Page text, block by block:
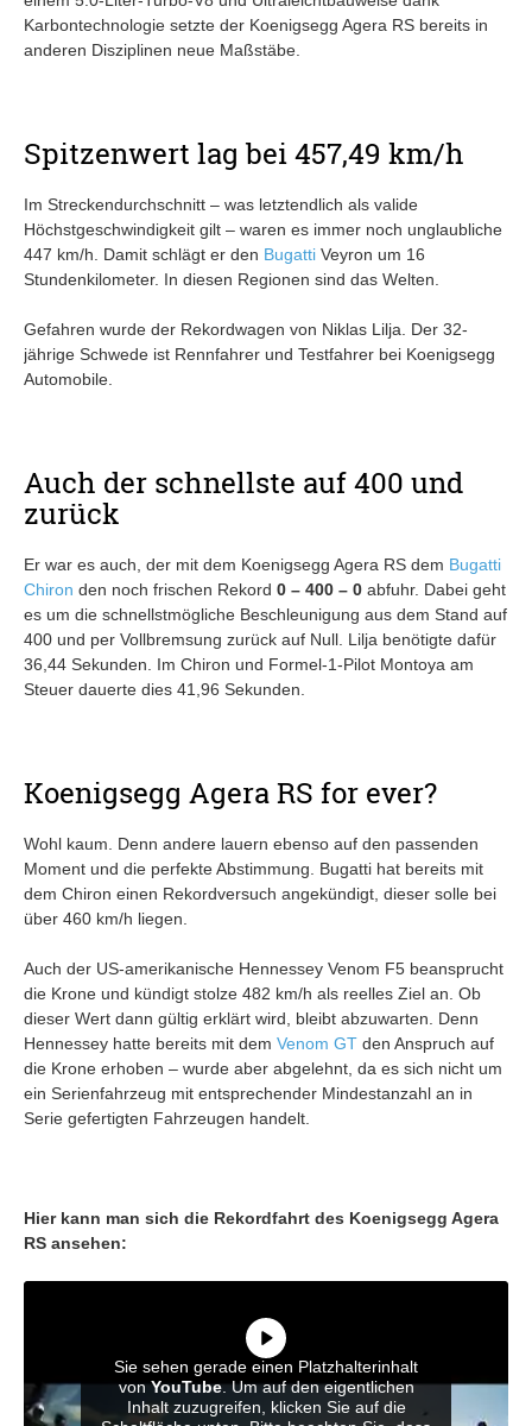
Karbontechnologie setzte der Koenigsegg Agera RS bereits in
anderen Disziplinen neue Maßstäbe.
Spitzenwert lag bei 457,49 km/h
Im Streckendurchschnitt – was letztendlich als valide
Höchstgeschwindigkeit gilt – waren es immer noch unglaubliche
447 km/h. Damit schlägt er den Bugatti Veyron um 16
Stundenkilometer. In diesen Regionen sind das Welten.
Gefahren wurde der Rekordwagen von Niklas Lilja. Der 32-
jährige Schwede ist Rennfahrer und Testfahrer bei Koenigsegg
Automobile.
Auch der schnellste auf 400 und
zurück
Er war es auch, der mit dem Koenigsegg Agera RS dem Bugatti
Chiron den noch frischen Rekord 0 – 400 – 0 abfuhr. Dabei geht
es um die schnellstmögliche Beschleunigung aus dem Stand auf
400 und per Vollbremsung zurück auf Null. Lilja benötigte dafür
36,44 Sekunden. Im Chiron und Formel-1-Pilot Montoya am
Steuer dauerte dies 41,96 Sekunden.
Koenigsegg Agera RS for ever?
Wohl kaum. Denn andere lauern ebenso auf den passenden
Moment und die perfekte Abstimmung. Bugatti hat bereits mit
dem Chiron einen Rekordversuch angekündigt, dieser solle bei
über 460 km/h liegen.
Auch der US-amerikanische Hennessey Venom F5 beansprucht
die Krone und kündigt stolze 482 km/h als reelles Ziel an. Ob
dieser Wert dann gültig erklärt wird, bleibt abzuwarten. Denn
Hennessey hatte bereits mit dem Venom GT den Anspruch auf
die Krone erhoben – wurde aber abgelehnt, da es sich nicht um
ein Serienfahrzeug mit entsprechender Mindestanzahl an in
Serie gefertigten Fahrzeugen handelt.
Hier kann man sich die Rekordfahrt des Koenigsegg Agera
RS ansehen:
Sie sehen gerade einen Platzhalterinhalt
vonYouTube. Um auf den eigentlichen
Inhalt zuzugreifen, klicken Sie auf die